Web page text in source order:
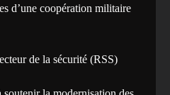
d’une coopération militaire
de la sécurité (RSS)